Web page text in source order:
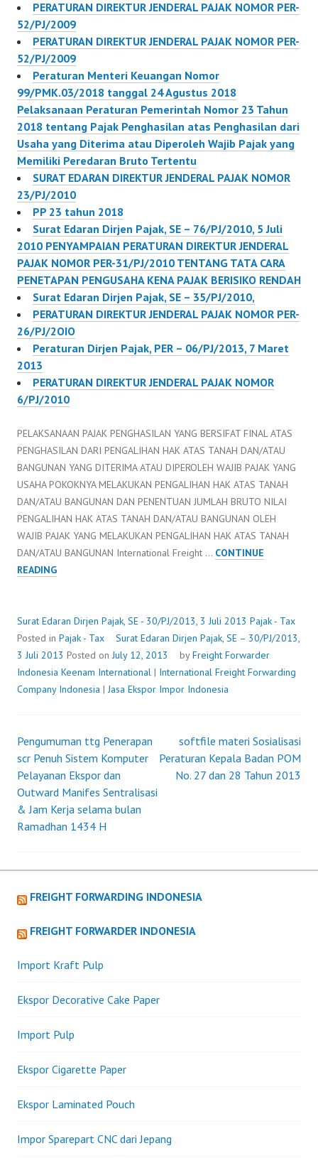
PERATURAN DIREKTUR JENDERAL PAJAK NOMOR PER-
52/PJ/2009
PERATURAN DIREKTUR JENDERAL PAJAK NOMOR PER-
52/PJ/2009
Peraturan Menteri Keuangan Nomor
99/PMK.03/2018 tanggal 24 Agustus 2018
Pelaksanaan Peraturan Pemerintah Nomor 23 Tahun
2018 tentang Pajak Penghasilan atas Penghasilan dari
Usaha yang Diterima atau Diperoleh Wajib Pajak yang
Memiliki Peredaran Bruto Tertentu
SURAT EDARAN DIREKTUR JENDERAL PAJAK NOMOR
23/PJ/2010
PP 23 tahun 2018
Surat Edaran Dirjen Pajak, SE – 76/PJ/2010, 5 Juli
2010 PENYAMPAIAN PERATURAN DIREKTUR JENDERAL
PAJAK NOMOR PER-31/PJ/2010 TENTANG TATA CARA
PENETAPAN PENGUSAHA KENA PAJAK BERISIKO RENDAH
Surat Edaran Dirjen Pajak, SE – 35/PJ/2010,
PERATURAN DIREKTUR JENDERAL PAJAK NOMOR PER-
26/PJ/2OIO
Peraturan Dirjen Pajak, PER – 06/PJ/2013, 7 Maret
2013
PERATURAN DIREKTUR JENDERAL PAJAK NOMOR
6/PJ/2010
PELAKSANAAN PAJAK PENGHASILAN YANG BERSIFAT FINAL ATAS
PENGHASILAN DARI PENGALIHAN HAK ATAS TANAH DAN/ATAU
BANGUNAN YANG DITERIMA ATAU DIPEROLEH WAJIB PAJAK YANG
USAHA POKOKNYA MELAKUKAN PENGALIHAN HAK ATAS TANAH
DAN/ATAU BANGUNAN DAN PENENTUAN JUMLAH BRUTO NILAI
PENGALIHAN HAK ATAS TANAH DAN/ATAU BANGUNAN OLEH
WAJIB PAJAK YANG MELAKUKAN PENGALIHAN HAK ATAS TANAH
DAN/ATAU BANGUNAN International Freight … CONTINUE
READINGSURAT
PAJAK,
SE
–
30/PJ/2013,
3
Surat Edaran Dirjen Pajak, SE - 30/PJ/2013, 3 Juli 2013 Pajak - Tax
Posted in Pajak - Tax
Surat Edaran Dirjen Pajak, SE – 30/PJ/2013,
3 Juli 2013 Posted onJuly 12, 2013 byFreight Forwarder
Indonesia Keenam International | International Freight Forwarding
Company Indonesia |Jasa Ekspor Impor Indonesia
Post
navigation
Pengumuman ttg Penerapan
scr Penuh Sistem Komputer
Pelayanan Ekspor dan
Outward Manifes Sentralisasi
& Jam Kerja selama bulan
Ramadhan 1434 H
softfile materi Sosialisasi
Peraturan Kepala Badan POM
No. 27 dan 28 Tahun 2013
FREIGHT FORWARDING INDONESIA
FREIGHT FORWARDER INDONESIA
Import Kraft Pulp
Ekspor Decorative Cake Paper
Import Pulp
Ekspor Cigarette Paper
Ekspor Laminated Pouch
Impor Sparepart CNC dari Jepang